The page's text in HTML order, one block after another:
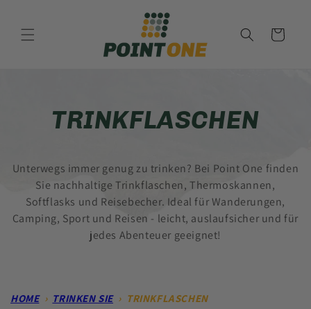
Inhalt
Warenkorb
K
T
E
TRINKFLASCHEN
Unterwegs immer genug zu trinken? Bei Point One finden
Sie nachhaltige Trinkflaschen, Thermoskannen,
Softflasks und Reisebecher. Ideal für Wanderungen,
Camping, Sport und Reisen - leicht, auslaufsicher und für
jedes Abenteuer geeignet!
HOME› TRINKEN SIE› TRINKFLASCHEN